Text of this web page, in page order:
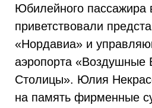
Юбилейного пассажира
приветствовали
«Нордавиа» и
аэропорта «Воздушные
Столицы». Юлия
на память фирменные